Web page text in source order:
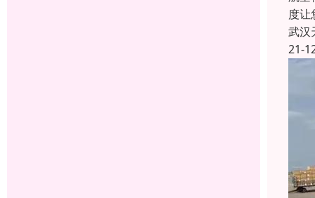
度让
武汉
21-